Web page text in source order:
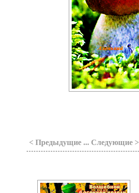
< Предыдущие ... Следующие >